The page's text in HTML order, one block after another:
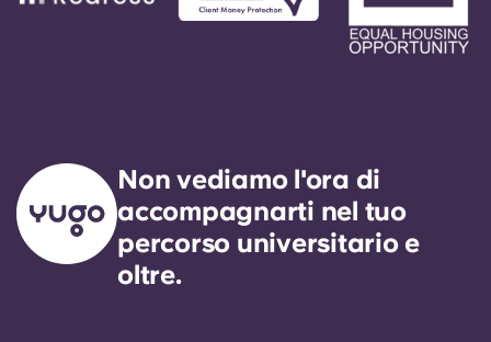
Non vediamo l'ora di
accompagnarti nel tuo
percorso universitario e
oltre.